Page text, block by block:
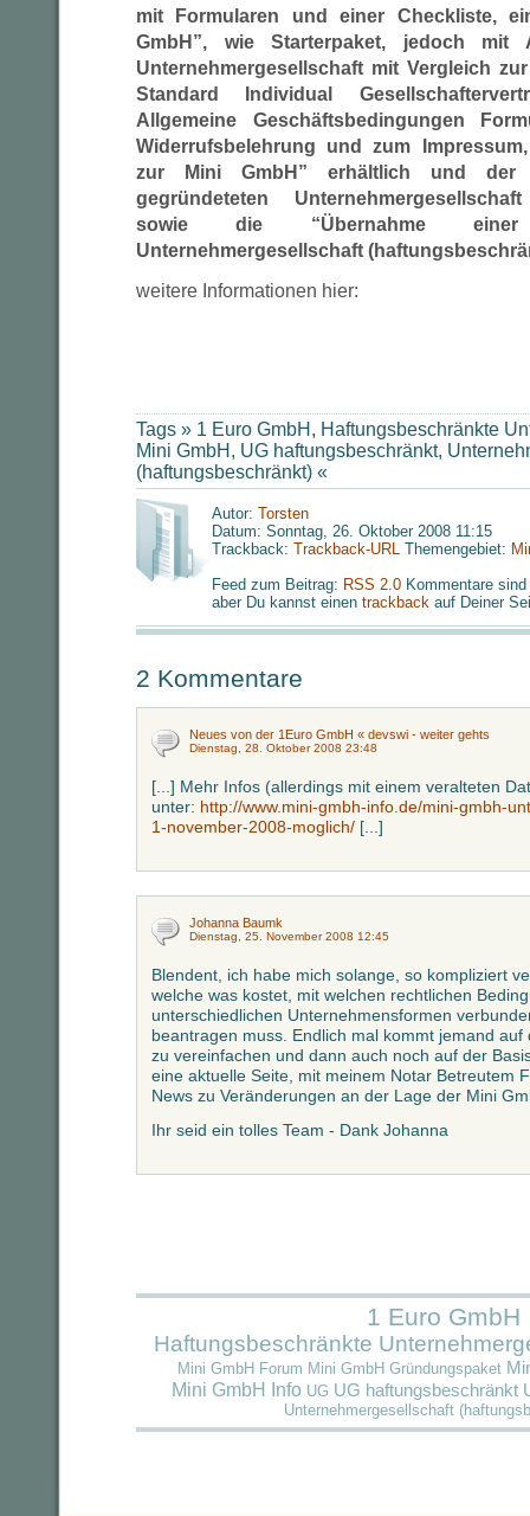
mit Formularen und einer Checkliste,
GmbH”, wie Starterpaket, jedoch mit
Unternehmergesellschaft mit Vergleich
Standard Individual
Allgemeine Geschäftsbedingungen
Widerrufsbelehrung und zum
zur Mini GmbH” erhältlich und der
gegründeteten
sowie die “Übernahme
Unternehmergesellschaft
weitere Informationen hier:
Tags » 1 Euro GmbH , Haftungsbeschränkte
Mini GmbH , UG haftungsbeschränkt,
(haftungsbeschränkt) «
Autor: Torsten
Datum: Sonntag, 26. Oktober 2008 11:15
Trackback: Trackback-URL Themengebiet:
Feed zum Beitrag: RSS 2.0 Kommentare
aber Du kannst einen trackback auf Deiner
2 Kommentare
Neues von der 1Euro GmbH « devswi - weiter gehts
Dienstag, 28. Oktober 2008 23:48
[...] Mehr Infos (allerdings mit einem veralteten
unter: http://www.mini-gmbh-info.de/mini-gmbh-
1-november-2008-moglich/ [...]
Johanna Baumk
Dienstag, 25. November 2008 12:45
Blendent, ich habe mich solange, so kompliziert
welche was kostet, mit welchen rechtlichen
unterschiedlichen Unternehmensformen
beantragen muss. Endlich mal kommt jemand
zu vereinfachen und dann auch noch auf der
eine aktuelle Seite, mit meinem Notar Betreutem
News zu Veränderungen an der Lage der Mini
Ihr seid ein tolles Team - Dank Johanna
1 Euro GmbH
Haftungsbeschränkte
Mini GmbH Forum Mini GmbH Gründungspaket
Mini GmbH Info UG UG haftungsbeschränkt
Unternehmergesellschaft